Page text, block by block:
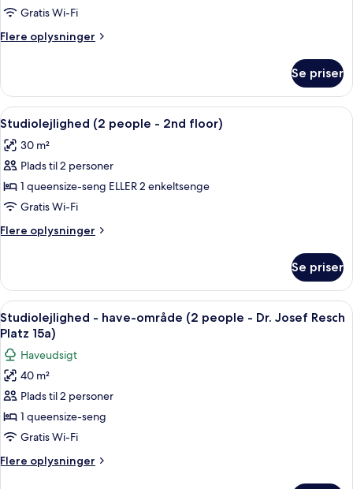
soveværelse
(3
under
the
roof)
Gratis Wi-Fi
Flere oplysninger
Flere
-
soveværelse
people
the
roof)
Se priser
Indlæs
alle
billeder
af
Studiolejlighed
(2
people
-
floor)
Et hotelværelse med en stor seng,
7
Studiolejlighed (2 people - 2nd floor)
30 m²
Plads til 2 personer
1 queensize-seng ELLER 2 enkeltsenge
Gratis Wi-Fi
Flere oplysninger
Flere
(2
people
-
2nd
Se priser
Indlæs
alle
billeder
af
Studiolejlighed
-
have-
område
(2
people
Et moderne køkken med
8
Studiolejlighed - have-område (2 people - Dr. Josef Resch
Platz 15a)
Haveudsigt
40 m²
Plads til 2 personer
1 queensize-seng
Gratis Wi-Fi
Flere oplysninger
Flere